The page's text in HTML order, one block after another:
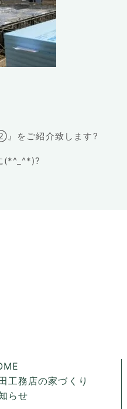
』をご紹介致します?
(*^_^*)?
工務店の家づくり
らせ